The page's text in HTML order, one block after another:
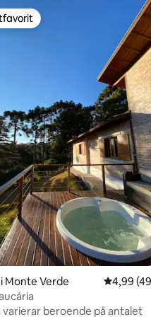
gästfavorit
Monte Verde 4,99 av
4,99
varierar beroende på antalet